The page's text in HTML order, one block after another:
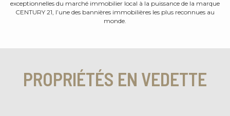
exceptionnelles du marché immobilier local à la puissance de la marque
CENTURY 21, l’une des bannières immobilières les plus reconnues au
monde.
PROPRIÉTÉS EN VEDETTE